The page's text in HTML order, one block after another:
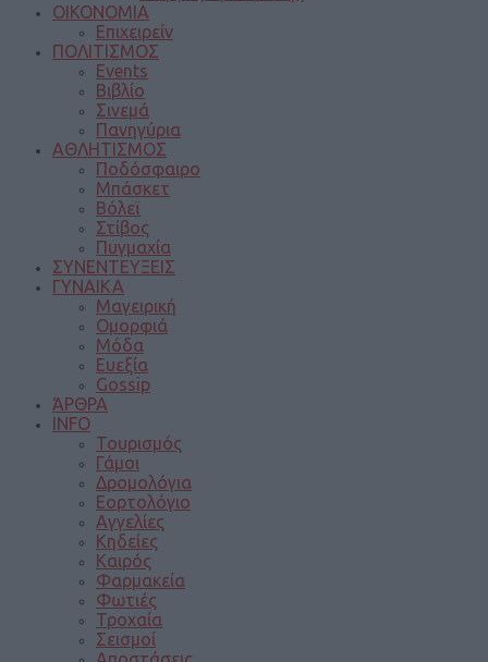
ΟΙΚΟΝΟΜΙΑ
Επιχειρείν
ΠΟΛΙΤΙΣΜΟΣ
Events
Βιβλίο
Σινεμά
Πανηγύρια
ΑΘΛΗΤΙΣΜΟΣ
Ποδόσφαιρο
Μπάσκετ
Βόλεϊ
Στίβος
Πυγμαχία
ΣΥΝΕΝΤΕΥΞΕΙΣ
ΓΥΝΑΙΚΑ
Μαγειρική
Ομορφιά
Μόδα
Ευεξία
Gossip
ΆΡΘΡΑ
INFO
Τουρισμός
Γάμοι
Δρομολόγια
Εορτολόγιο
Αγγελίες
Κηδείες
Καιρός
Φαρμακεία
Φωτιές
Τροχαία
Σεισμοί